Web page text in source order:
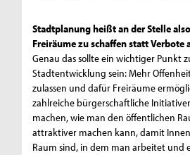
Stadtplanung heißt an der Stelle
Freiräume zu schaffen statt Verbote
Genau das sollte ein wichtiger Punkt
Stadtentwicklung sein: Mehr
zulassen und dafür Freiräume
zahlreiche bürgerschaftliche
machen, wie man den öffentlichen
attraktiver machen kann, damit
Raum sind, in dem man arbeitet und